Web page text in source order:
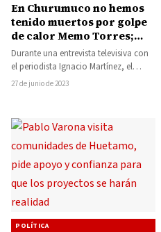
En Churumuco no hemos
tenido muertos por golpe
de calor Memo Torres;
destaca la excelente
coordinación entre el
municipio y el gobierno
estatal
Durante una entrevista televisiva con
el periodista Ignacio Martínez, el
presidente municipal de Churumuco,
27 de junio de 2023
POLÍTICA